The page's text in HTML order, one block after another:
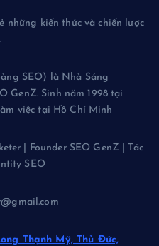
những kiến thức và chiến lược
SEO) là Nhà Sáng
GenZ. Sinh năm 1998 tại
việc tại Hồ Chí Minh
| Founder SEO GenZ | Tác
SEO
Thạnh Mỹ, Thủ Đức,